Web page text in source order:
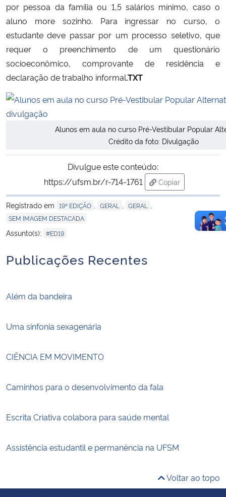
por pessoa da família ou 1,5 salários mínimo, caso o
aluno more sozinho. Para ingressar no curso, o
estudante deve passar por um processo seletivo, que
requer o preenchimento de um questionário
socioeconômico, comprovante de residência e
declaração de trabalho informal.TXT
Alunos em aula no curso Pré-Vestibular Popular
Crédito da foto: Divulgação
Divulgue este conteúdo:
https://ufsm.br/r-714-1761
Copiar
para área de
Registrado em 19ª EDIÇÃO GERAL GERAL
SEM IMAGEM DESTACADA
Assunto(s): #ED19
Publicações Recentes
Além da bandeira
Uma sinfonia sexagenária
CIÊNCIA EM MOVIMENTO
Caminhos para o desenvolvimento da fala
Escrita Criativa colabora para saúde mental
Assistência estudantil e permanência na UFSM
Voltar ao topo